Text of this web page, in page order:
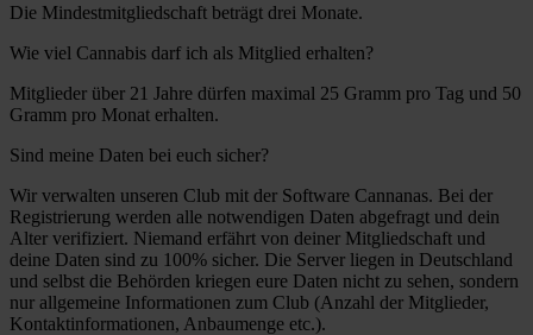
Die Mindestmitgliedschaft beträgt drei Monate.
Wie viel Cannabis darf ich als Mitglied erhalten?
Mitglieder über 21 Jahre dürfen maximal 25 Gramm pro Tag und 50
Gramm pro Monat erhalten.
Sind meine Daten bei euch sicher?
Wir verwalten unseren Club mit der Software Cannanas. Bei der
Registrierung werden alle notwendigen Daten abgefragt und dein
Alter verifiziert. Niemand erfährt von deiner Mitgliedschaft und
deine Daten sind zu 100% sicher. Die Server liegen in Deutschland
und selbst die Behörden kriegen eure Daten nicht zu sehen, sondern
nur allgemeine Informationen zum Club (Anzahl der Mitglieder,
Kontaktinformationen, Anbaumenge etc.).